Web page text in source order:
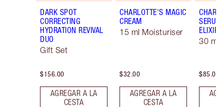
DARK SPOT
CORRECTING
HYDRATION REVIVAL
DUO
Gift Set
$156.00
AGREGAR A LA
CESTA
CHARLOTTE'S MAGIC
CREAM
15 ml Moisturiser
$32.00
AGREGAR A LA
CESTA
SERUM
ELIXIR
30 ml
$85.00